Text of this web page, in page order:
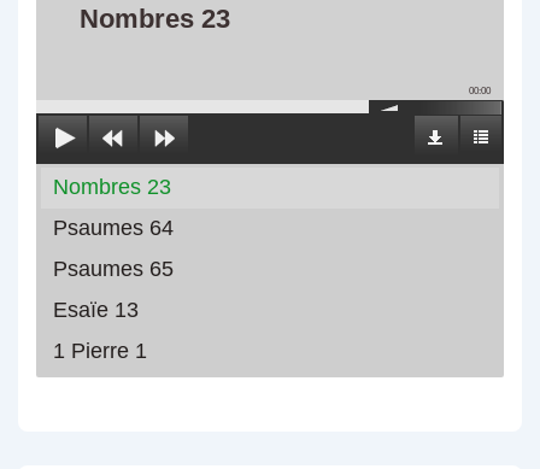
Nombres 23
00:00
Nombres 23
Psaumes 64
Psaumes 65
Esaïe 13
1 Pierre 1